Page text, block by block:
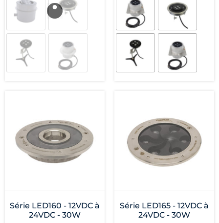
Série LED160 - 12VDC à
24VDC - 30W
Série LED165 - 12VDC à
24VDC - 30W